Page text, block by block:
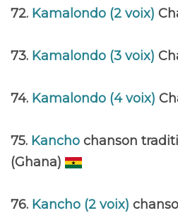
72. Kamalondo (2 voix)
73. Kamalondo (3 voix)
74. Kamalondo (4 voix)
75. Kancho chanson
(Ghana)
76. Kancho (2 voix)